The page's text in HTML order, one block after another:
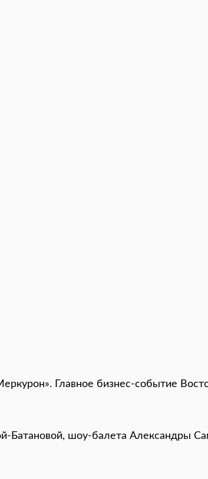
Главное бизнес-событие
Батановой, шоу-балета Александры